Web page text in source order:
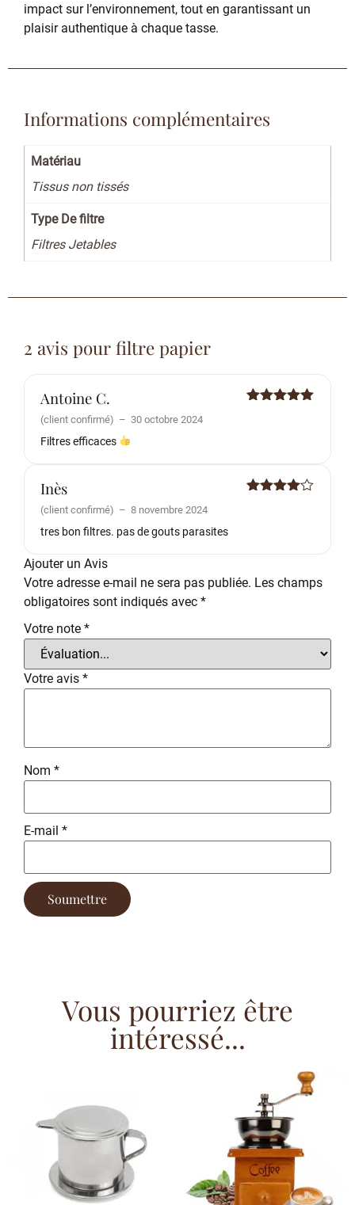
impact sur l’environnement, tout en garantissant un
plaisir authentique à chaque tasse.
Informations complémentaires
Matériau
Tissus non tissés
Type De filtre
Filtres Jetables
2 avis pour filtre papier
Antoine C.
(client confirmé) – 30 octobre 2024
Filtres efficaces
Inès
(client confirmé) – 8 novembre 2024
tres bon filtres. pas de gouts parasites
Ajouter un Avis
Votre adresse e-mail ne sera pas publiée. Les champs
obligatoires sont indiqués avec *
Votre note *
Votre avis *
Nom *
E-mail *
Vous pourriez être
intéressé...